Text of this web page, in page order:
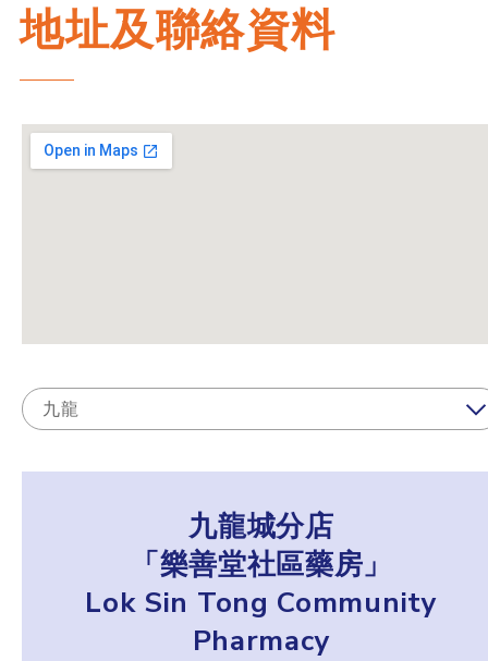
地址及聯絡資料
九龍
九龍城分店
「樂善堂社區藥房」
Lok Sin Tong Community
Pharmacy